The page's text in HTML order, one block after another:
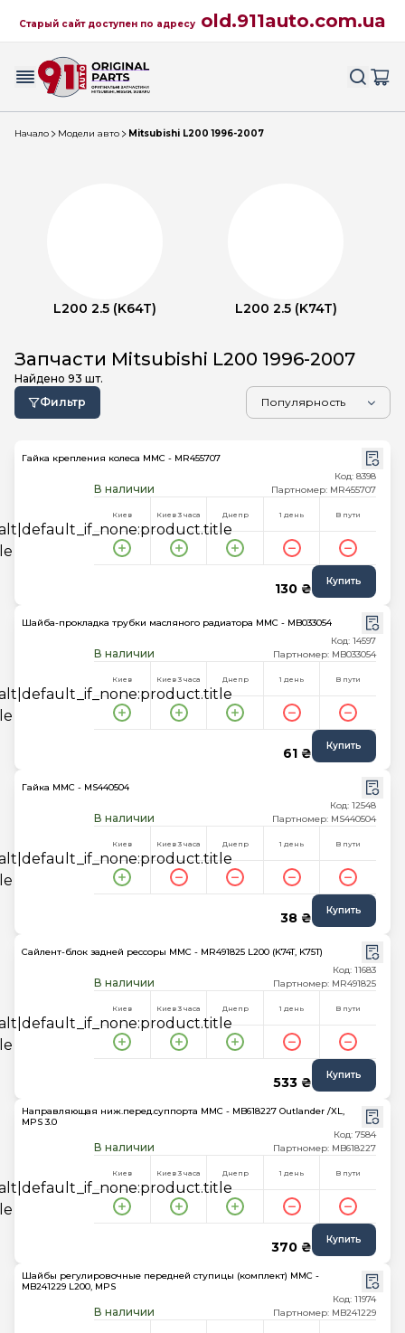
Старый сайт доступен по адресу old.911auto.com.ua
Начало Модели авто Mitsubishi L200 1996-2007
L200 2.5 (K64T) L200 2.5 (K74T)
Запчасти Mitsubishi L200 1996-2007
Найдено 93 шт.
Фильтр
Гайка крепления колеса MMC - MR455707
В наличии
Код: 8398
Партномер: MR455707
Киев Киев 3 часа Днепр 1 день В пути
130 ₴ Купить
Шайба-прокладка трубки масляного радиатора MMC - MB033054
В наличии
Код: 14597
Партномер: MB033054
Киев Киев 3 часа Днепр 1 день В пути
61 ₴ Купить
Гайка MMC - MS440504
В наличии
Код: 12548
Партномер: MS440504
Киев Киев 3 часа Днепр 1 день В пути
38 ₴ Купить
Сайлент-блок задней рессоры MMC - MR491825 L200 (K74T, K75T)
В наличии
Код: 11683
Партномер: MR491825
Киев Киев 3 часа Днепр 1 день В пути
533 ₴ Купить
Направляющая ниж.перед.суппорта MMC - MB618227 Outlander /XL,
MPS 3.0
В наличии
Код: 7584
Партномер: MB618227
Киев Киев 3 часа Днепр 1 день В пути
370 ₴ Купить
Шайбы регулировочные передней ступицы (комплект) MMC -
MB241229 L200, MPS
В наличии
Код: 11974
Партномер: MB241229